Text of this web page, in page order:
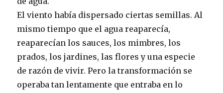
El viento había dispersado ciertas semillas. Al
mismo tiempo que el agua reaparecía,
reaparecían los sauces, los mimbres, los
prados, los jardines, las flores y una especie
de razón de vivir. Pero la transformación se
operaba tan lentamente que entraba en lo